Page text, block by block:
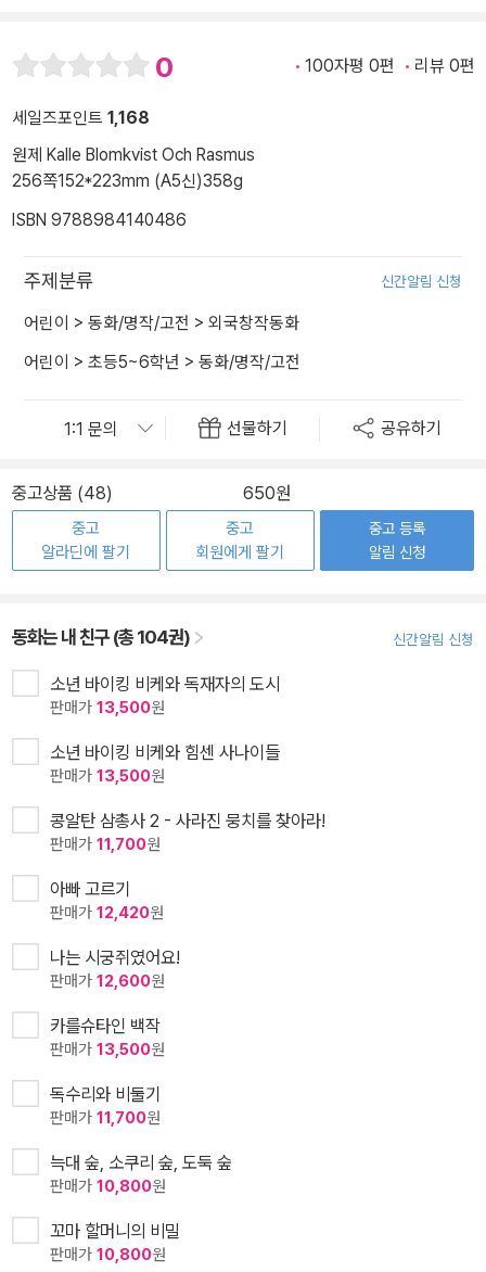
0 100자평 0편 리뷰 0편
세일즈포인트 1,168
원제 Kalle Blomkvist Och Rasmus
256쪽152*223mm (A5신)358g
ISBN 9788984140486
주제분류 신간알림 신청
어린이 > 동화/명작/고전 > 외국창작동화
어린이 > 초등5~6학년 > 동화/명작/고전
선물하기 공유하기
중고상품 (48) 650원
중고
알라딘에 팔기
중고
회원에게 팔기
중고 등록
알림 신청
동화는 내 친구 (총 104권) 신간알림 신청
소년 바이킹 비케와 독재자의 도시
판매가 13,500원
소년 바이킹 비케와 힘센 사나이들
판매가 13,500원
콩알탄 삼총사 2 - 사라진 뭉치를 찾아라!
판매가 11,700원
아빠 고르기
판매가 12,420원
나는 시궁쥐였어요!
판매가 12,600원
카를슈타인 백작
판매가 13,500원
독수리와 비둘기
판매가 11,700원
늑대 숲, 소쿠리 숲, 도둑 숲
판매가 10,800원
꼬마 할머니의 비밀
판매가 10,800원